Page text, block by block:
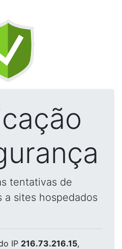
tentativas de
a sites hospedados
IP 216.73.216.15,